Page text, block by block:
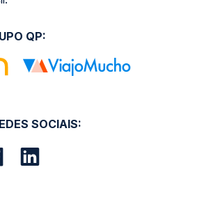
SOCIAIS:
QP: